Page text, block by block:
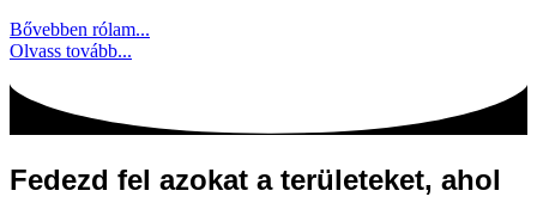
Bővebben rólam...
Olvass tovább...
Fedezd fel azokat a területeket, ahol